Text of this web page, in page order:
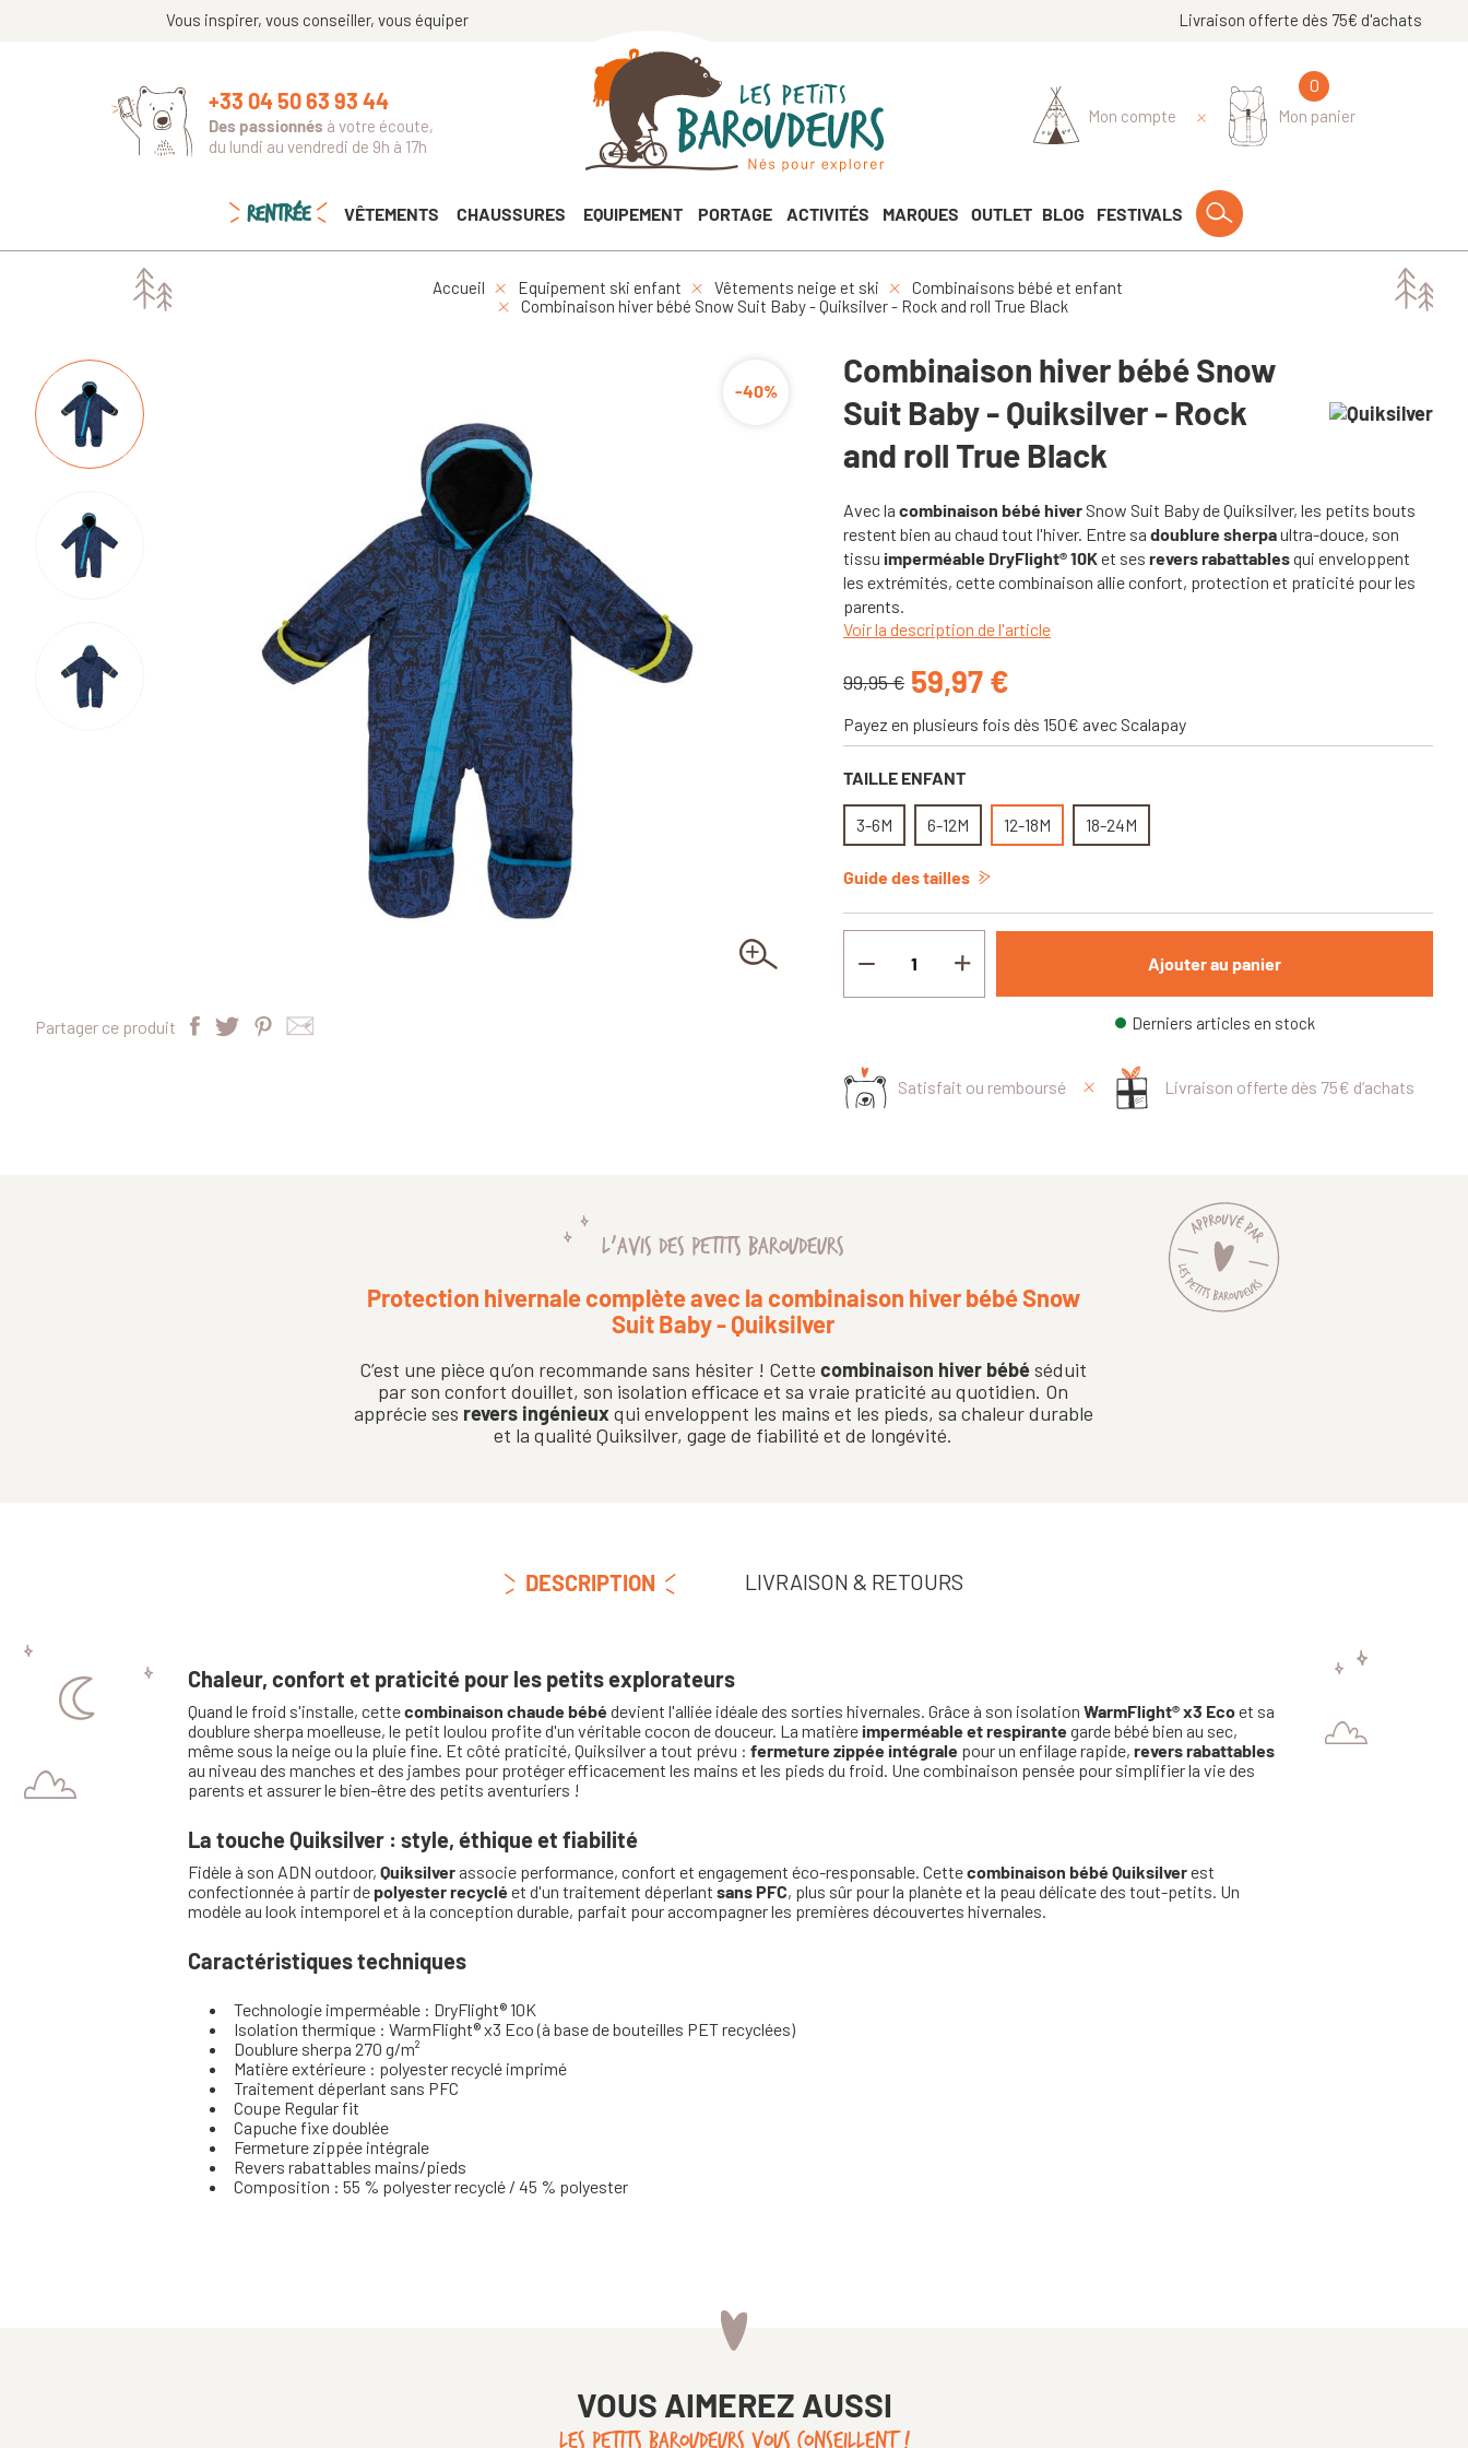
Vous inspirer, vous conseiller, vous équiper Livraison offerte dès 75€ d'achats
+33 04 50 63 93 44
Des passionnés à votre écoute,
du lundi au vendredi de 9h à 17h
Mon compte Mon panier
0
RENTRÉE VÊTEMENTS CHAUSSURES EQUIPEMENT PORTAGE ACTIVITÉS MARQUES OUTLET BLOG FESTIVALS
Accueil Equipement ski enfant Vêtements neige et ski
Combinaisons bébé et enfant
Combinaison hiver bébé Snow Suit Baby - Quiksilver - Rock and roll True Black
-40%
Partager ce produit
Combinaison hiver bébé Snow
Suit Baby - Quiksilver - Rock
and roll True Black
Avec la combinaison bébé hiver Snow Suit Baby de Quiksilver, les petits bouts
restent bien au chaud tout l'hiver. Entre sa doublure sherpaultra-douce, son
tissu imperméable DryFlight® 10Ket ses revers rabattablesqui enveloppent
les extrémités, cette combinaison allie confort, protection et praticité pour les
parents.
Voir la description de l'article
99,95 € 59,97 €
Payez en plusieurs fois dès 150€ avec Scalapay
TAILLE ENFANT
3-6M 6-12M 12-18M 18-24M
Guide des tailles
Ajouter au panier
Derniers articles en stock
Satisfait ou remboursé Livraison offerte dès 75€ d’achats
L'AVIS DES PETITS BAROUDEURS
Protection hivernale complète avec la combinaison hiver bébé Snow
Suit Baby - Quiksilver
C’est une pièce qu’on recommande sans hésiter ! Cette combinaison hiver bébéséduit
par son confort douillet, son isolation efficace et sa vraie praticité au quotidien. On
apprécie ses revers ingénieux qui enveloppent les mains et les pieds, sa chaleur durable
et la qualité Quiksilver, gage de fiabilité et de longévité.
DESCRIPTION LIVRAISON & RETOURS
Chaleur, confort et praticité pour les petits explorateurs
Quand le froid s'installe, cettecombinaison chaude bébédevient l'alliée idéale des sorties hivernales. Grâce à son isolation WarmFlight® x3 Ecoet sa
doublure sherpa moelleuse, le petit loulou profite d'un véritable cocon de douceur. La matière imperméable et respirantegarde bébé bien au sec,
même sous la neige ou la pluie fine. Et côté praticité, Quiksilver a tout prévu : fermeture zippée intégrale pour un enfilage rapide, revers rabattables
au niveau des manches et des jambes pour protéger efficacement les mains et les pieds du froid. Une combinaison pensée pour simplifier la vie des
parents et assurer le bien-être des petits aventuriers !
La touche Quiksilver : style, éthique et fiabilité
Fidèle à son ADN outdoor, Quiksilver associe performance, confort et engagement éco-responsable. Cettecombinaison bébé Quiksilverest
confectionnée à partir de polyester recycléet d'un traitement déperlant sans PFC, plus sûr pour la planète et la peau délicate des tout-petits. Un
modèle au look intemporel et à la conception durable, parfait pour accompagner les premières découvertes hivernales.
Caractéristiques techniques
Technologie imperméable : DryFlight® 10K
Isolation thermique : WarmFlight® x3 Eco (à base de bouteilles PET recyclées)
Doublure sherpa 270 g/m²
Matière extérieure : polyester recyclé imprimé
Traitement déperlant sans PFC
Coupe Regular fit
Capuche fixe doublée
Fermeture zippée intégrale
Revers rabattables mains/pieds
Composition : 55 % polyester recyclé / 45 % polyester
VOUS AIMEREZ AUSSI
LES PETITS BAROUDEURS VOUS CONSEILLENT !